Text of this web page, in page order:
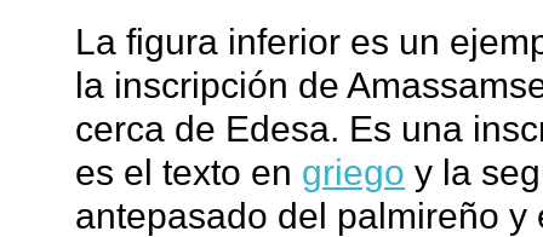
La figura inferior es un
la inscripción de
cerca de Edesa. Es una
es el texto en griego y la
antepasado del palmireño